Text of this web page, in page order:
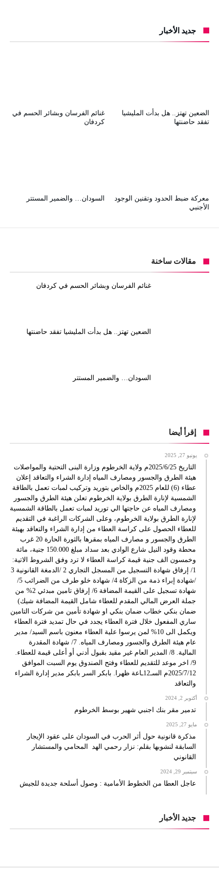
جديد الأخبار
غنائم الفرسان وبشائر الحسم في
كردفان
الضعين تهتز.. هل بدأت المليشيا
تفقد حاضنتها
السودان… والضمير المستتر
معركة ضبط الحدود وتقنين الوجود
الأجنبي
مقالات ساخنة
غنائم الفرسان وبشائر الحسم في كردفان
الضعين تهتز.. هل بدأت المليشيا تفقد حاضنتها
السودان… والضمير المستتر
إقرأ أيضا
يونيو 27, 2025
التاريخ 2025/6/25م ولاية الخرطوم وزارة البنى التحتية والمواصلات
هيئة الطرق والجسور ومصارف المياه إدارة الشراء والتعاقد إعلان
عطاء (6) للعام 2025م والخاص بتوريد وتركيب لمبات تعمل بالطاقة
الشمسية لإنارة الطرق بولاية الخرطوم تعلن هيئة الطرق والجسور
ومصارف المياه عن حاجتها الي توريد لمبات تعمل بالطاقة الشمسية
لإنارة الطرق بولاية الخرطوم، وعلى الشركات الراغبة في التقديم
للعطاء الحصول على كراسة العطاء من إدارة الشراء والتعاقد بهيئة
الطرق والجسور و مصارف المياه بمقرها بالثورة الحارة 20 غرب
محطة وقود النيل شارع الوادي بعد سداد مبلغ 150.000 جنية، مائة
وخمسون الف جنية قيمة كراسة العطاء لا ترد وفق الشروط الاتية:
1/ إرفاق شهادة التسجيل من المسجل التجاري 2 /الدمغة القانونية 3
/شهادة إبراء ذمة من الزكاة 4/ شهادة خلو طرف من الضرائب 5/
شهادة تسجيل على القيمة المضافة 6/ إرفاق تامين مبدئي 2% من
جملة العرض المالي المقدم للعطاء شامل القيمة المضافة شيك)
ضمان بنكي خطاب ضمان بنكي او شهادة تأمين من شركات التامين
ساري المفعول خلال فترة العطاء يجدد في حال تمديد فترة العطاء
ويكمل الى 10% لمن يرسوا علية العطاء معنون باسم السيد/ مدير
عام هيئة الطرق والجسور ومصارف المياه. 7/ شهادة المقدرة
المالية. 8/ المدير العام غير مقيد بقبول أدني أو أعلى قيمة للعطاء.
9/ اخر موعد للتقديم للعطاء وفتح الصندوق يوم السبت الموافق
2025/7/12م السـ12ـاعة ظهرا. بابكر السر بابكر مدير إدارة الشراء
والتعاقد
أكتوبر 2, 2024
تدمير مقر بنك اجنبي شهير بوسط الخرطوم
مايو 27, 2025
مذكرة قانونية حول أثر الحرب في السودان على عقود الإيجار
السابقة لنشوبها بقلم: نزار رحمي الهد المحامي والمستشار
القانوني
سبتمبر 29, 2024
عاجل العطا من الخطوط الأمامية : وصول أسلحة جديدة للجيش
جديد الأخبار